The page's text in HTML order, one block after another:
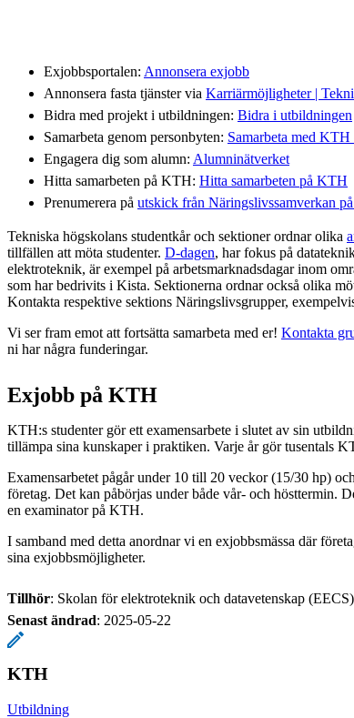
Exjobbsportalen: Annonsera exjobb
Annonsera fasta tjänster via Karriärmöjligheter |
Bidra med projekt i utbildningen: Bidra i utbildningen
Samarbeta genom personbyten: Samarbeta med
Engagera dig som alumn: Alumninätverket
Hitta samarbeten på KTH: Hitta samarbeten på KTH
Prenumerera på utskick från Näringslivssamverkan
Tekniska högskolans studentkår och sektioner ordnar olika
tillfällen att möta studenter. D-dagen, har fokus på
elektroteknik, är exempel på arbetsmarknadsdagar inom
som har bedrivits i Kista. Sektionerna ordnar också olika
Kontakta respektive sektions Näringslivsgrupper,
Vi ser fram emot att fortsätta samarbeta med er! Kontakta
ni har några funderingar.
Exjobb på KTH
KTH:s studenter gör ett examensarbete i slutet av sin
tillämpa sina kunskaper i praktiken. Varje år gör tusentals
Examensarbetet pågår under 10 till 20 veckor (15/30 hp)
företag. Det kan påbörjas under både vår- och hösttermin.
en examinator på KTH.
I samband med detta anordnar vi en exjobbsmässa där
sina exjobbsmöjligheter.
Tillhör: Skolan för elektroteknik och datavetenskap (EECS)
Senast ändrad: 2025-05-22
KTH
Utbildning